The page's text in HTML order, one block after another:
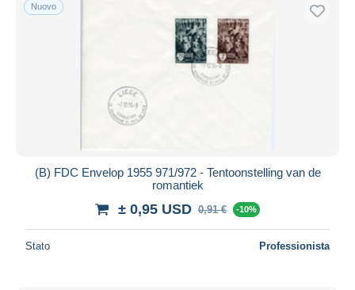
Nuovo
(B) FDC Envelop 1955 971/972 - Tentoonstelling van de
romantiek
± 0,95 USD 0,91 € -10%
Stato Professionista